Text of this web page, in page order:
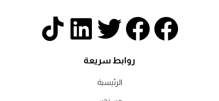
F
F
a
T
w
i
L
T
روابط سريعة
الرئيسية